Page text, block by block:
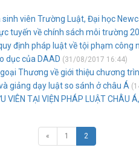
viên Trường Luật, Đại học
tuyến về chính sách môi trường
định pháp luật về tội phạm công
dục của DAAD (31/08/2017 16:44)
Thương về giới thiệu chương
giảng dạy luật so sánh ở châu Á
VIÊN TẠI VIỆN PHÁP LUẬT CHÂU
« 1 2